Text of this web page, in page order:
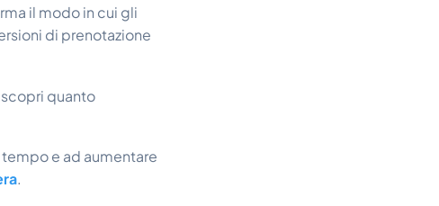
il modo in cui gli
di prenotazione
quanto
e ad aumentare
.